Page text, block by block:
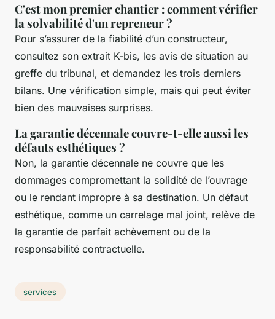
C'est mon premier chantier : comment vérifier
la solvabilité d'un repreneur ?
Pour s’assurer de la fiabilité d’un constructeur,
consultez son extrait K-bis, les avis de situation au
greffe du tribunal, et demandez les trois derniers
bilans. Une vérification simple, mais qui peut éviter
bien des mauvaises surprises.
La garantie décennale couvre-t-elle aussi les
défauts esthétiques ?
Non, la garantie décennale ne couvre que les
dommages compromettant la solidité de l’ouvrage
ou le rendant impropre à sa destination. Un défaut
esthétique, comme un carrelage mal joint, relève de
la garantie de parfait achèvement ou de la
responsabilité contractuelle.
services